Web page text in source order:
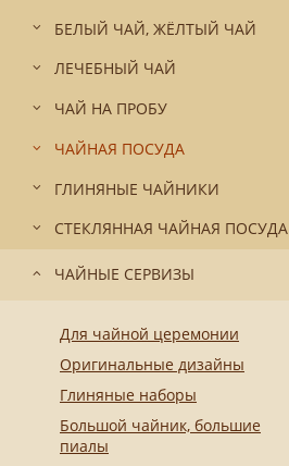
БЕЛЫЙ ЧАЙ, ЖЁЛТЫЙ ЧАЙ
ЛЕЧЕБНЫЙ ЧАЙ
ЧАЙ НА ПРОБУ
ЧАЙНАЯ ПОСУДА
ГЛИНЯНЫЕ ЧАЙНИКИ
СТЕКЛЯННАЯ ЧАЙНАЯ ПОСУДА
ЧАЙНЫЕ СЕРВИЗЫ
Для чайной церемонии
Оригинальные дизайны
Глиняные наборы
Большой чайник, большие
пиалы